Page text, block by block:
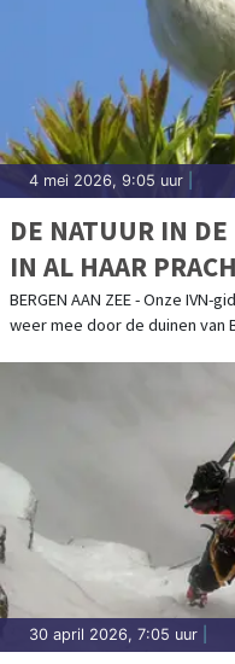
4 mei 2026, 9:05 uur
DE NATUUR IN
IN AL HAAR
BERGEN AAN ZEE - Onze
weer mee door de duinen van
30 april 2026, 7:05 uur